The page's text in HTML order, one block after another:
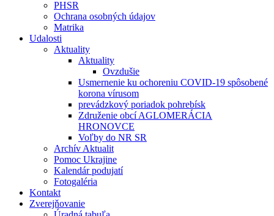
PHSR
Ochrana osobných údajov
Matrika
Udalosti
Aktuality
Aktuality
Ovzdušie
Usmernenie ku ochoreniu COVID-19 spôsobené
korona vírusom
prevádzkový poriadok pohrebísk
Združenie obcí AGLOMERÁCIA
HRONOVCE
Voľby do NR SR
Archív Aktualit
Pomoc Ukrajine
Kalendár podujatí
Fotogaléria
Kontakt
Zverejňovanie